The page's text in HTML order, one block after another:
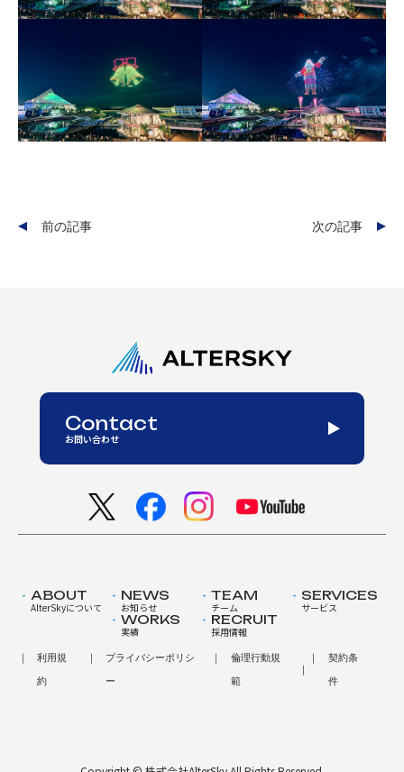
前の記事 次の記事
Contact
お問い合わせ
ABOUT
AlterSkyについて
NEWS
お知らせ
TEAM
チーム
SERVICES
サービス
WORKS
実績
RECRUIT
採用情報
利用規
約
プライバシーポリシ
ー
倫理行動規
範
契約条
件